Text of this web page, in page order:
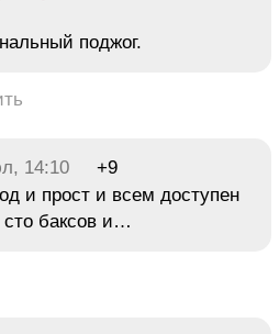
поджог.
14:10
+9
и прост и всем доступен
баксов и…